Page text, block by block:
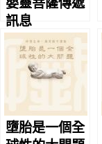
訊息
墮胎是一個全